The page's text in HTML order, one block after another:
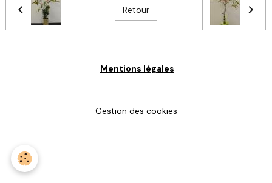
Retour
Mentions légales
Gestion des cookies